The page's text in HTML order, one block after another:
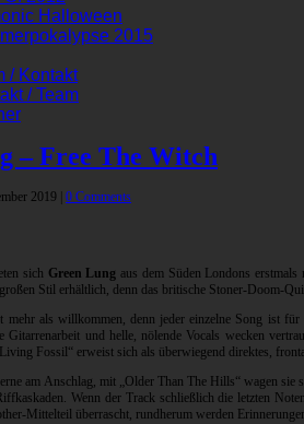
Halloween
2015
/ Kontakt
/ Team
– Free The Witch
2019 0 Comments
sich Green Lung aus dem Süden Londons erstmals
Stil erhältlich, denn das britische Stoner-Doom-
mehr als willkommen, denn jeder einzelne Song ist
Gitarrenarbeit und helle, nölende Vocals wecken
Fossil“ erweist sich als überwiegend direktes,
am Anschlag, mit „Older Than The Hills“ wagen
Wenn der Track schließlich die letzten
Mittelteil überrascht, rundherum werden